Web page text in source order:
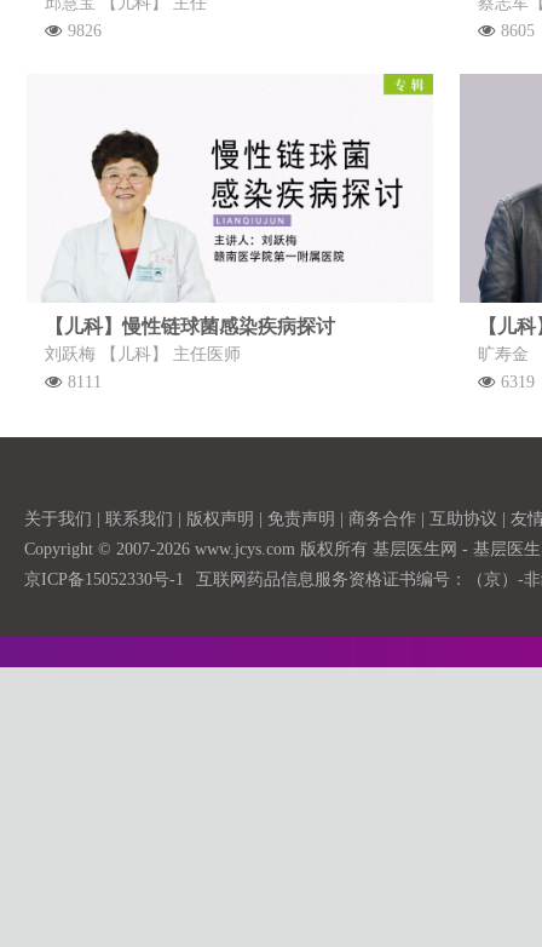
9826
8605
【儿科】慢性链球菌感染疾病探讨
刘跃梅 【儿科】 主任医师
8111
【儿
旷寿金
6319
关于我们 联系我们 版权声明 免责声明 商务合作 互助协议
友
Copyright © 2007-2026 www.jcys.com 版权所有 基层医生网 - 基层医
京ICP备15052330号-1
互联网药品信息服务资格证书编号：（京）-非